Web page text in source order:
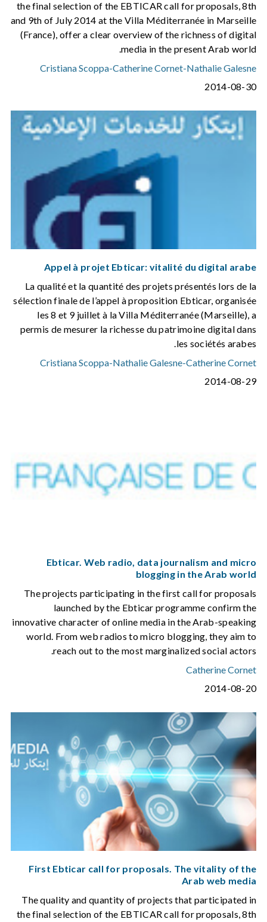
the final selection of the EBTICAR call for proposals, 8th
and 9th of July 2014 at the Villa Méditerranée in Marseille
(France), offer a clear overview of the richness of digital
media in the present Arab world.
Nathalie Galesne
-
Catherine Cornet
-
Cristiana Scoppa
2014-08-30
Appel à projet Ebticar: vitalité du digital arabe
La qualité et la quantité des projets présentés lors de la
sélection finale de l’appel à proposition Ebticar, organisée
les 8 et 9 juillet à la Villa Méditerranée (Marseille), a
permis de mesurer la richesse du patrimoine digital dans
les sociétés arabes.
Catherine Cornet
-
Nathalie Galesne
-
Cristiana Scoppa
2014-08-29
Ebticar. Web radio, data journalism and micro
blogging in the Arab world
The projects participating in the first call for proposals
launched by the Ebticar programme confirm the
innovative character of online media in the Arab-speaking
world. From web radios to micro blogging, they aim to
reach out to the most marginalized social actors.
Catherine Cornet
2014-08-20
First Ebticar call for proposals. The vitality of the
Arab web media
The quality and quantity of projects that participated in
the final selection of the EBTICAR call for proposals, 8th